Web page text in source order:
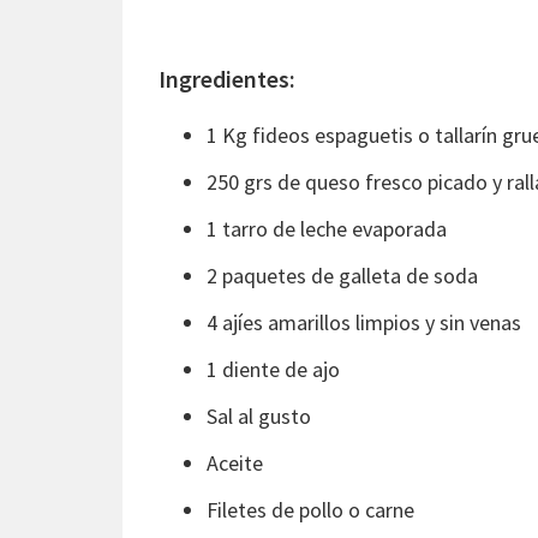
Ingredientes:
1 Kg fideos espaguetis o tallarín
250 grs de queso fresco picado y
1 tarro de leche evaporada
2 paquetes de galleta de soda
4 ajíes amarillos limpios y sin venas
1 diente de ajo
Sal al gusto
Aceite
Filetes de pollo o carne